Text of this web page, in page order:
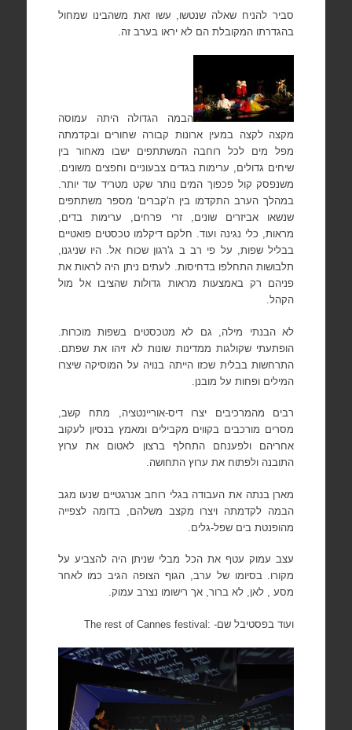
סביר להניח שאלה שנטשו, עשו זאת משהבינו שמחול
בהגדרתו המקובלת הם לא יראו בערב זה.
הבמה הגדולה היתה עמוסה
מקצה לקצה במעין ארונות קבורה שחורים ובקדמתה
מפל מים לכל רוחבה המשתתפים ישבו מאחור בין
שיחים גדולים, ערימות בגדים צבעוניים וחפצים משונים.
משנפסק קול פכפוך המים נותר שקט מטריד עוד יותר.
במהלך הערב התקדמו בין ה'קברים' מספר משתתפים
שנשאו אביזרים שונים, זרי פרחים, ערימות בדים,
מראות, כלי נגינה ועוד. חלקם דיקלמו טכסטים פואטיים
בבליל שפות, על פי רב ב ג'רגון שכוח אל. היו שניגנו,
תלבושות התחלפו בדחיסות. לעתים ניתן היה לראות את
פניהם רק באמצעות מראות גדולות שהציבו אל מול
הקהל.
לא הבנתי מילה, גם לא מטכסטים בשפות מוכרות.
הופתעתי שקולגות ממדינות שונות לא זיהו את שפתם.
התרחשות בבלית שכזו הייתה בנויה על המוסיקה שיצרו
המילים ופחות על מובנן.
רבים מהמרכיבים יצרו דיס-אוריינטציה, מתח קשב,
מסרים מורכבים בקווים מקבילים ומאמץ בנסיון לעקוב
אחריהם ולפענחם התחלף ברצון לאטום את ערוץ
התובנה ולפתוח את ערוץ התחושה.
מארן בנתה את העבודה בגלי רוחב אנרגטיים שנעו מגב
הבמה לקדמתה ויצרו מקצב משלהם, בדומה לצפייה
מהופנטת בים שפל-גלים.
עצב עמוק עטף את הכל מבלי שניתן היה להצביע על
מקורו. בסיומו של ערב, הגוף הצופה הגיב כמו לאחר
מסע , לאן, לא ברור, אך רישומו נצרב עמוק.
ועוד בפסטיבל שם- The rest of Cannesfestival: